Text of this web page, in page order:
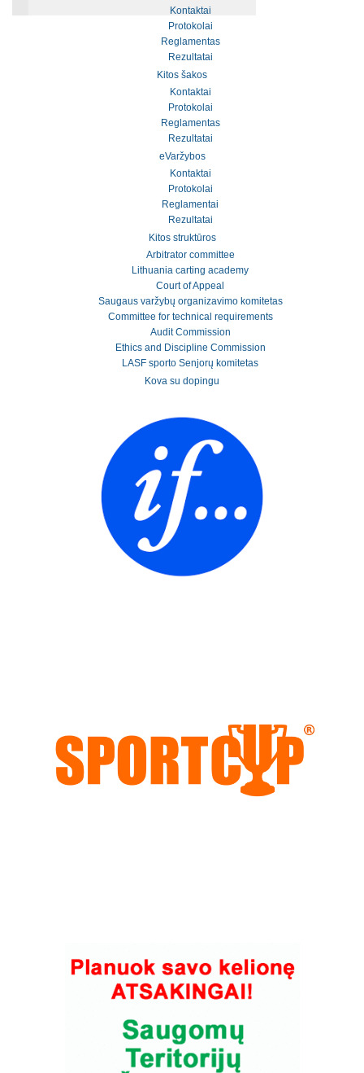
Kontaktai
Protokolai
Reglamentas
Rezultatai
Kitos šakos
Kontaktai
Protokolai
Reglamentas
Rezultatai
eVaržybos
Kontaktai
Protokolai
Reglamentai
Rezultatai
Kitos struktūros
Arbitrator committee
Lithuania carting academy
Court of Appeal
Saugaus varžybų organizavimo komitetas
Committee for technical requirements
Audit Commission
Ethics and Discipline Commission
LASF sporto Senjorų komitetas
Kova su dopingu